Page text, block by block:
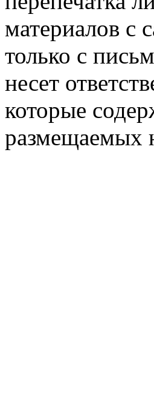
материалов с
только с
несет
которые
размещаемых